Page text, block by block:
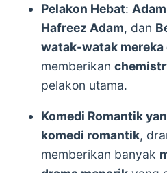
Pelakon Hebat:
Hafreez Adam, dan
watak-watak mereka
memberikan
pelakon utama.
Komedi Romantik
komedi romantik,
memberikan banyak